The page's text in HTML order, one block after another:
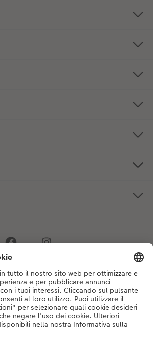
o sull'ordine, non esitare a contattarci dal
dalle 9:00 alle 20:00 (esclusi i giorni festivi) al
499 10 35 dal lunedì alla domenica, dalle 9:00 alle
20:00 (festività escluse)
DE|FR|IT